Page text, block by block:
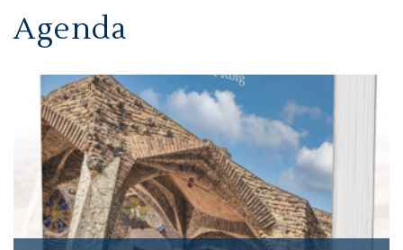
Agenda